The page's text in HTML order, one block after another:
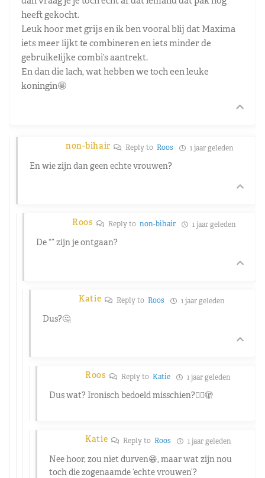
heeft gekocht.
Leuk hoor met grijs en ik ben vooral blij dat Maxima
iets meer lijkt te combineren en iets minder de
gebruikelijke combi’s aantrekt.
En dan die lach, wat hebben we toch een leuke
koningin🤩
non-bihair Reply to Roos 1 jaar geleden
En wie zijn dan geen echte vrouwen?
Roos Reply to non-bihair 1 jaar geleden
De “” zijn je ontgaan?
Katie Reply to Roos 1 jaar geleden
Dus?🤔
Roos Reply to Katie 1 jaar geleden
Dus wat? Ironisch bedoeld misschien?🤷‍♀️🫣
Katie Reply to Roos 1 jaar geleden
Nee hoor, zou niet durven😁, maar wat zijn nou
toch die zogenaamde ‘echte vrouwen’?